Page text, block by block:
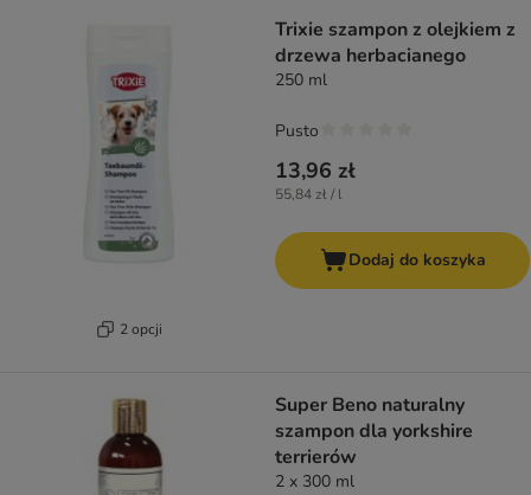
2 opcji
Trixie szampon z olejkiem z
drzewa herbacianego
250 ml
13,96 zł
55,84 zł / l
Pusto
Dodaj do koszyka
Super Beno naturalny
szampon dla yorkshire
terrierów
2 x 300 ml